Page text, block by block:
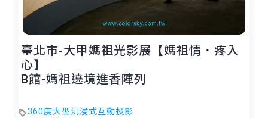
臺北市-大甲媽祖光影展【媽祖情．疼入
心】
B館-媽祖遶境進香陣列
360度大型沉浸式互動投影